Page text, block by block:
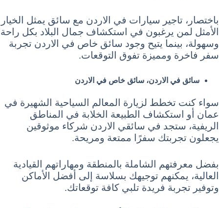
باختصار، تاجير سيارات في الاردن مع سائق يمثل الخيار
الأمثل لمن يرغبون في استكشاف جمال البلاد بكل راحة
وسهولة، بينما يتيح وجود سائق خاص في الاردن تجربة
سفر فاخرة ومميزة تفوق التوقعات.
سائق في الاردن، سائق خاص في الاردن
سواء كنت تخطط لزيارة المعالم السياحية الشهيرة في
عمان أو استكشاف الطبيعة الخلابة في المناطق
الريفية، ستجد في سائقي الاردن شركاء موثوقين
يجعلون تجربتك سفرًا ممتعة ومريحة.
بفضل معرفتهم الشاملة بالمنطقة ومهاراتهم القيادية
العالية، يمكنهم توجيهك بسلاسة إلى أفضل الأماكن
وتوفير تجربة فريدة تلبي كافة توقعاتك.